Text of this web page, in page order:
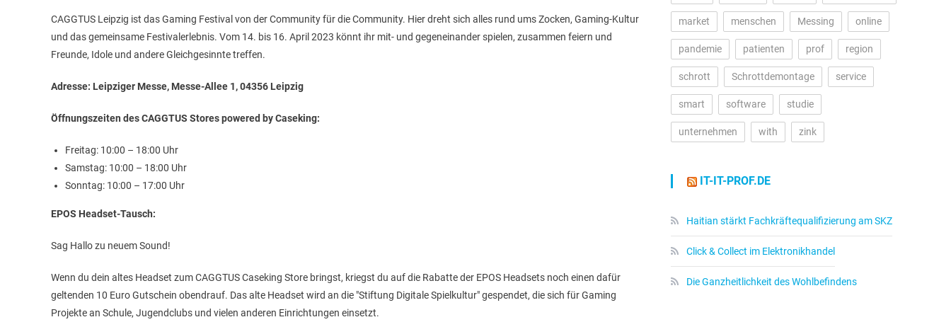
CAGGTUS Leipzig ist das Gaming Festival von der Community für die Community. Hier dreht sich alles rund ums Zocken, Gaming-Kultur
und das gemeinsame Festivalerlebnis. Vom 14. bis 16. April 2023 könnt ihr mit- und gegeneinander spielen, zusammen feiern und
Freunde, Idole und andere Gleichgesinnte treffen.
Adresse: Leipziger Messe, Messe-Allee 1, 04356 Leipzig
Öffnungszeiten des CAGGTUS Stores powered by Caseking:
Freitag: 10:00 – 18:00 Uhr
Samstag: 10:00 – 18:00 Uhr
Sonntag: 10:00 – 17:00 Uhr
EPOS Headset-Tausch:
Sag Hallo zu neuem Sound!
Wenn du dein altes Headset zum CAGGTUS Caseking Store bringst, kriegst du auf die Rabatte der EPOS Headsets noch einen dafür
geltenden 10 Euro Gutschein obendrauf. Das alte Headset wird an die "Stiftung Digitale Spielkultur" gespendet, die sich für Gaming
Projekte an Schule, Jugendclubs und vielen anderen Einrichtungen einsetzt.
market menschen Messing online
pandemie patienten prof region
schrott Schrottdemontage service
smart software studie
unternehmen with zink
IT-IT-PROF.DE
Haitian stärkt Fachkräftequalifizierung am SKZ
Click & Collect im Elektronikhandel
Die Ganzheitlichkeit des Wohlbefindens